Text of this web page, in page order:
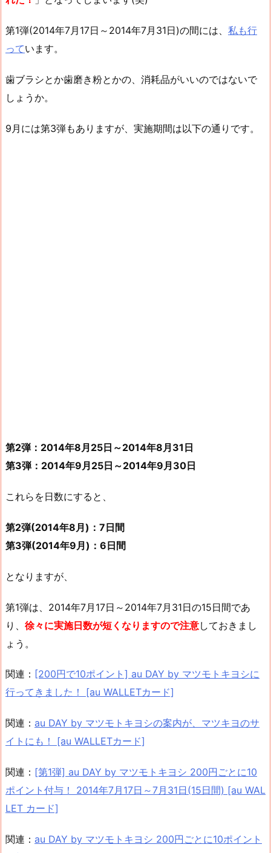
第1弾(2014年7月17日～2014年7月31日)の間には、 私も行
っています。
歯ブラシとか歯磨き粉とかの、消耗品がいいのではないで
しょうか。
9月には第3弾もありますが、実施期間は以下の通りです。
第2弾：2014年8月25日～2014年8月31日
第3弾：2014年9月25日～2014年9月30日
これらを日数にすると、
第2弾(2014年8月)：7日間
第3弾(2014年9月)：6日間
となりますが、
第1弾は、2014年7月17日～2014年7月31日の15日間であ
り、 徐々に実施日数が短くなりますので注意しておきまし
ょう。
関連： [200円で10ポイント] au DAY by マツモトキヨシに
行ってきました！ [au WALLETカード]
関連： au DAY by マツモトキヨシの案内が、マツキヨのサ
イトにも！ [au WALLETカード]
関連： [第1弾] au DAY by マツモトキヨシ 200円ごとに10
ポイント付与！ 2014年7月17日～7月31日(15日間) [au WAL
LET カード]
関連： au DAY by マツモトキヨシ 200円ごとに10ポイント